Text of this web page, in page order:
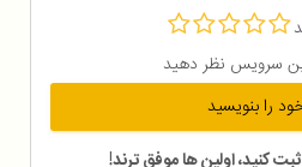
سرویس نظر دهید
را بنویسید
کنید، اولین ها موفق ترند!